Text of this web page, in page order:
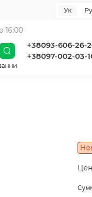
Ук Ру
16:00
+38093-606-26-
+38097-002-03-